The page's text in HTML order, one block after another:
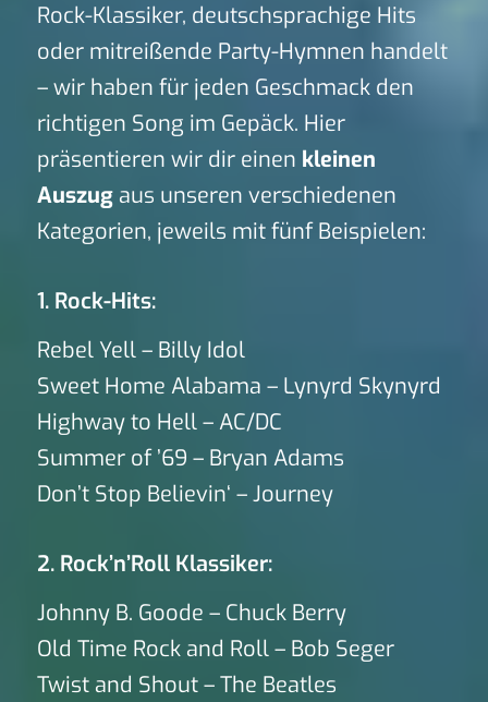
Rock-Klassiker, deutschsprachige Hits
oder mitreißende Party-Hymnen handelt
– wir haben für jeden Geschmack den
richtigen Song im Gepäck. Hier
präsentieren wir dir einen kleinen
Auszugaus unseren verschiedenen
Kategorien, jeweils mit fünf Beispielen:
1. Rock-Hits:
Rebel Yell – Billy Idol
Sweet Home Alabama – Lynyrd Skynyrd
Highway to Hell – AC/DC
Summer of ’69 – Bryan Adams
Don’t Stop Believin‘ – Journey
2. Rock’n’Roll Klassiker:
Johnny B. Goode – Chuck Berry
Old Time Rock and Roll – Bob Seger
Twist and Shout – The Beatles